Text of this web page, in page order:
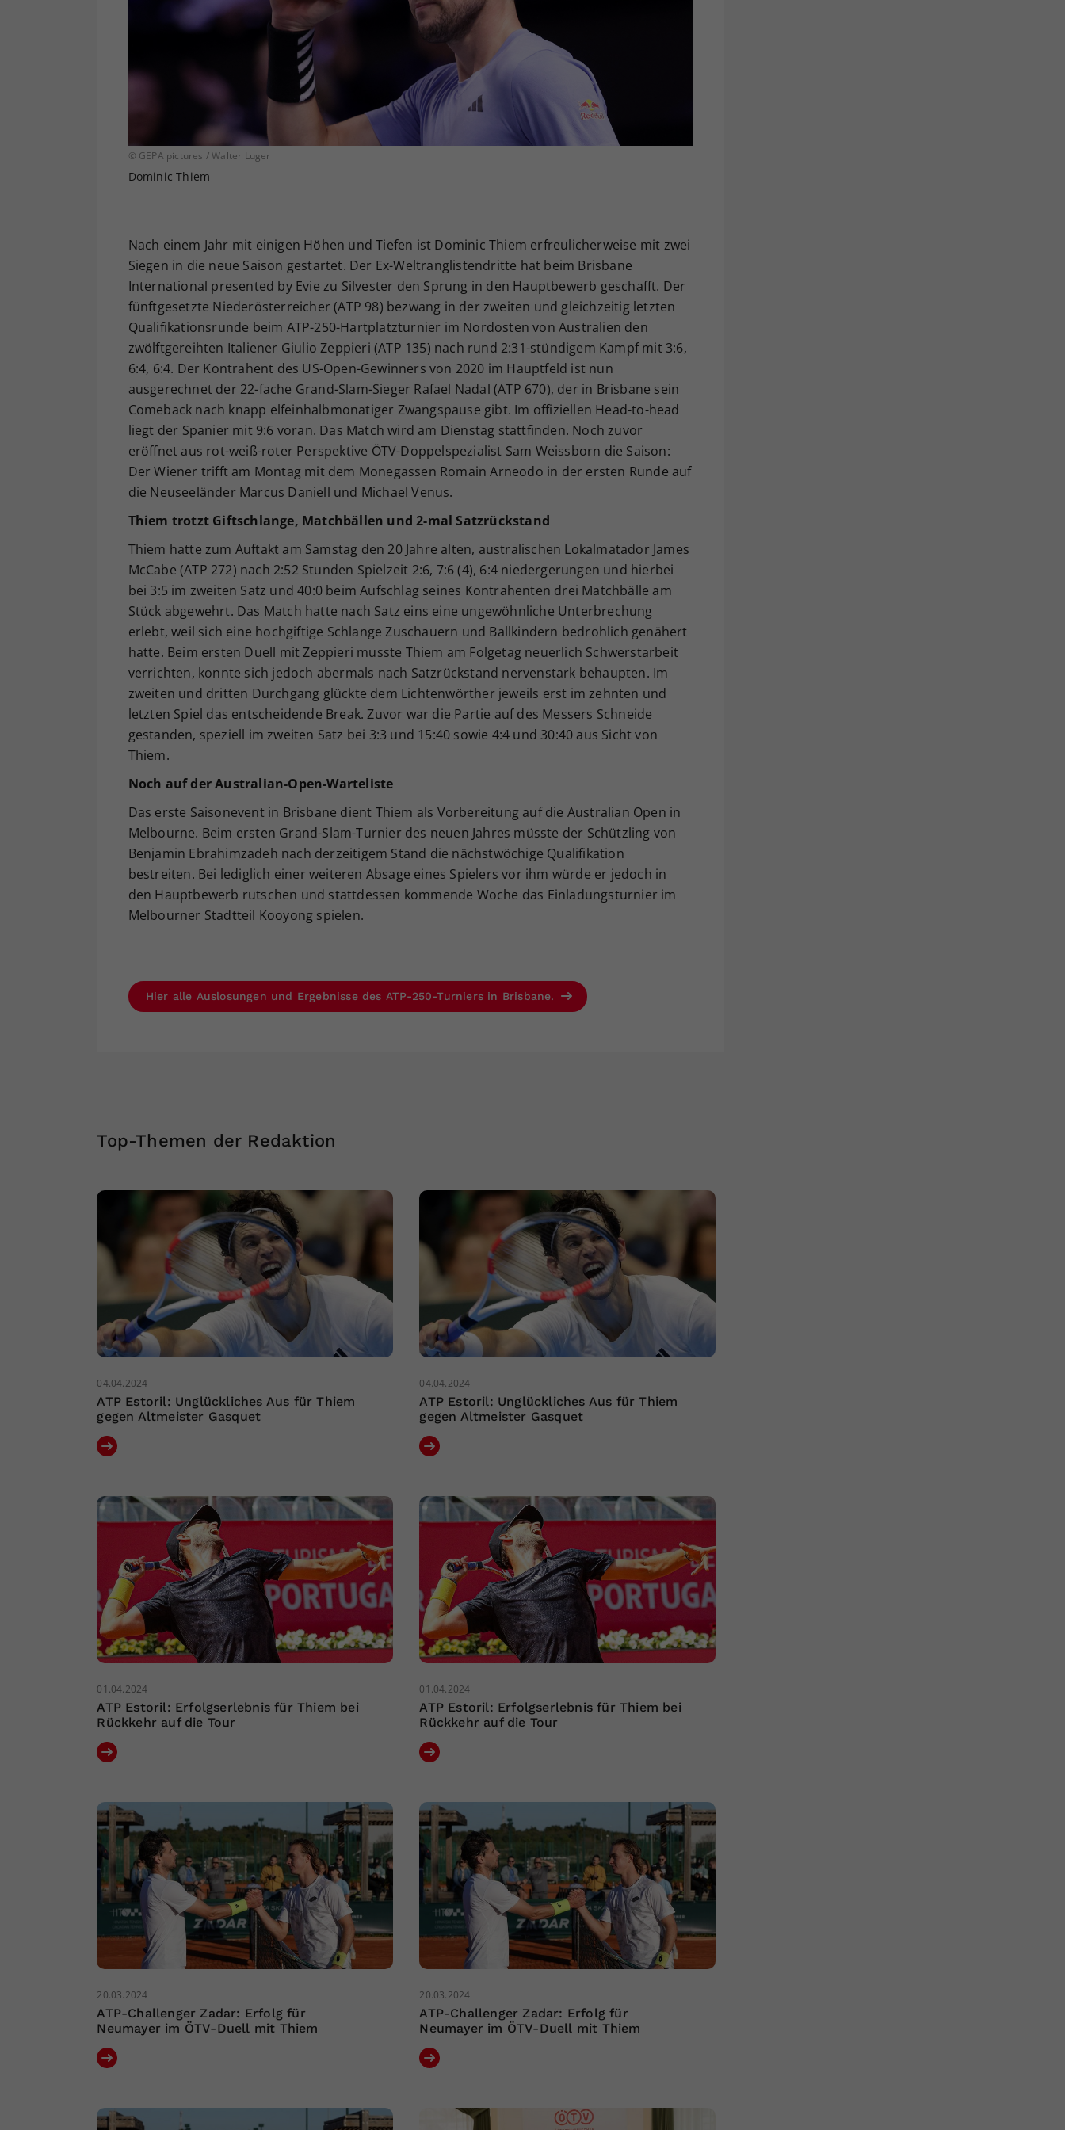
© GEPA pictures / Walter Luger
Dominic Thiem
Nach einem Jahr mit einigen Höhen und Tiefen ist Dominic Thiem erfreulicherweise mit zwei
Siegen in die neue Saison gestartet. Der Ex-Weltranglistendritte hat beim Brisbane
International presented by Evie zu Silvester den Sprung in den Hauptbewerb geschafft. Der
fünftgesetzte Niederösterreicher (ATP 98) bezwang in der zweiten und gleichzeitig letzten
Qualifikationsrunde beim ATP-250-Hartplatzturnier im Nordosten von Australien den
zwölftgereihten Italiener Giulio Zeppieri (ATP 135) nach rund 2:31-stündigem Kampf mit 3:6,
6:4, 6:4. Der Kontrahent des US-Open-Gewinners von 2020 im Hauptfeld ist nun
ausgerechnet der 22-fache Grand-Slam-Sieger Rafael Nadal (ATP 670), der in Brisbane sein
Comeback nach knapp elfeinhalbmonatiger Zwangspause gibt. Im offiziellen Head-to-head
liegt der Spanier mit 9:6 voran. Das Match wird am Dienstag stattfinden. Noch zuvor
eröffnet aus rot-weiß-roter Perspektive ÖTV-Doppelspezialist Sam Weissborn die Saison:
Der Wiener trifft am Montag mit dem Monegassen Romain Arneodo in der ersten Runde auf
die Neuseeländer Marcus Daniell und Michael Venus.
Thiem trotzt Giftschlange, Matchbällen und 2-mal Satzrückstand
Thiem hatte zum Auftakt am Samstag den 20 Jahre alten, australischen Lokalmatador James
McCabe (ATP 272) nach 2:52 Stunden Spielzeit 2:6, 7:6 (4), 6:4 niedergerungen und hierbei
bei 3:5 im zweiten Satz und 40:0 beim Aufschlag seines Kontrahenten drei Matchbälle am
Stück abgewehrt. Das Match hatte nach Satz eins eine ungewöhnliche Unterbrechung
erlebt, weil sich eine hochgiftige Schlange Zuschauern und Ballkindern bedrohlich genähert
hatte. Beim ersten Duell mit Zeppieri musste Thiem am Folgetag neuerlich Schwerstarbeit
verrichten, konnte sich jedoch abermals nach Satzrückstand nervenstark behaupten. Im
zweiten und dritten Durchgang glückte dem Lichtenwörther jeweils erst im zehnten und
letzten Spiel das entscheidende Break. Zuvor war die Partie auf des Messers Schneide
gestanden, speziell im zweiten Satz bei 3:3 und 15:40 sowie 4:4 und 30:40 aus Sicht von
Thiem.
Noch auf der Australian-Open-Warteliste
Das erste Saisonevent in Brisbane dient Thiem als Vorbereitung auf die Australian Open in
Melbourne. Beim ersten Grand-Slam-Turnier des neuen Jahres müsste der Schützling von
Benjamin Ebrahimzadeh nach derzeitigem Stand die nächstwöchige Qualifikation
bestreiten. Bei lediglich einer weiteren Absage eines Spielers vor ihm würde er jedoch in
den Hauptbewerb rutschen und stattdessen kommende Woche das Einladungsturnier im
Melbourner Stadtteil Kooyong spielen.
Hier alle Auslosungen und Ergebnisse des ATP-250-Turniers in Brisbane.
Top-Themen der Redaktion
04.04.2024
ATP Estoril: Unglückliches Aus für Thiem
gegen Altmeister Gasquet
04.04.2024
ATP Estoril: Unglückliches Aus für Thiem
gegen Altmeister Gasquet
01.04.2024
ATP Estoril: Erfolgserlebnis für Thiem bei
Rückkehr auf die Tour
01.04.2024
ATP Estoril: Erfolgserlebnis für Thiem bei
Rückkehr auf die Tour
20.03.2024
ATP-Challenger Zadar: Erfolg für
Neumayer im ÖTV-Duell mit Thiem
20.03.2024
ATP-Challenger Zadar: Erfolg für
Neumayer im ÖTV-Duell mit Thiem
Ihrer vorgenommen Einstellungen, falls der
Webseiten-Betreiber dies eingestellt hat.